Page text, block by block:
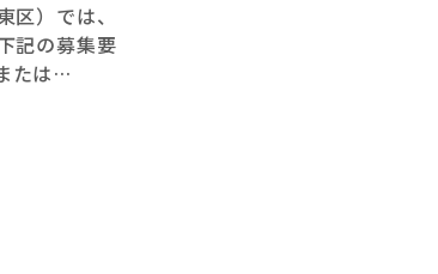
）では、
記の募集要
たは…